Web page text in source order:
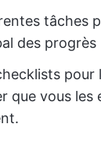
tâches
des progrès
pour
que vous les